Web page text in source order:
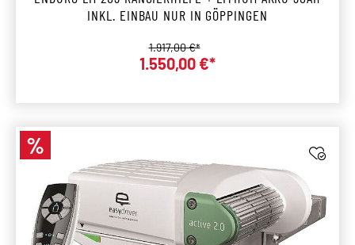
INKL. EINBAU NUR IN GÖPPINGEN
Verkaufspreis:
1.550,00 €*
Regulärer Preis:
1.917,00 €*
Rabatt
%